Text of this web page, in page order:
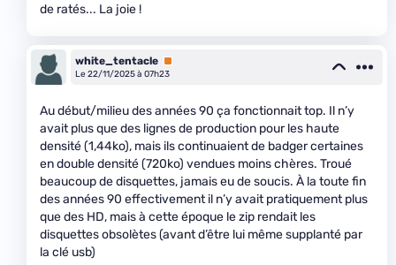
de ratés... La joie !
white_tentacle Premium
Le 22/11/2025 à 07h23
Au début/milieu des années 90 ça fonctionnait top. Il n’y
avait plus que des lignes de production pour les haute
densité (1,44ko), mais ils continuaient de badger certaines
en double densité (720ko) vendues moins chères. Troué
beaucoup de disquettes, jamais eu de soucis. À la toute fin
des années 90 effectivement il n’y avait pratiquement plus
que des HD, mais à cette époque le zip rendait les
disquettes obsolètes (avant d’être lui même supplanté par
la clé usb)